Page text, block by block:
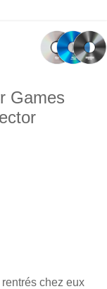
Games
chez eux